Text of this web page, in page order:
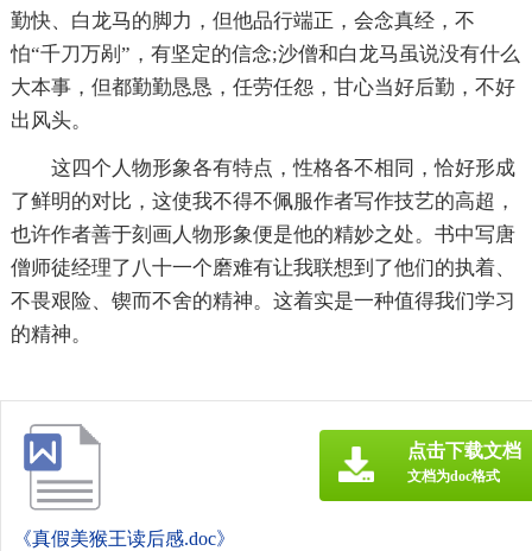
勤快、白龙马的脚力，但他品行端正，会念真经，不
怕“千刀万剐”，有坚定的信念;沙僧和白龙马虽说没有什么
大本事，但都勤勤恳恳，任劳任怨，甘心当好后勤，不好
出风头。
这四个人物形象各有特点，性格各不相同，恰好形成
了鲜明的对比，这使我不得不佩服作者写作技艺的高超，
也许作者善于刻画人物形象便是他的精妙之处。书中写唐
僧师徒经理了八十一个磨难有让我联想到了他们的执着、
不畏艰险、锲而不舍的精神。这着实是一种值得我们学习
的精神。
《真假美猴王读后感.doc》
点击下载文档
文档为doc格式